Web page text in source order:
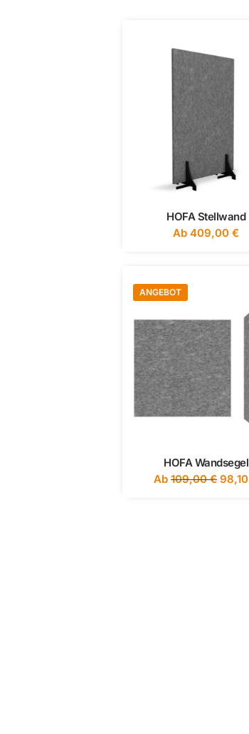
HOFA Stellwand
Ab 409,00 €
ANGEBOT
HOFA Wandsegel
Ab 109,00€ 98,10